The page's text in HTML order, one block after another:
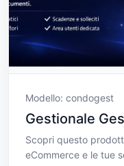
Modello: condogest
Gestionale
Scopri questo
eCommerce e le tue